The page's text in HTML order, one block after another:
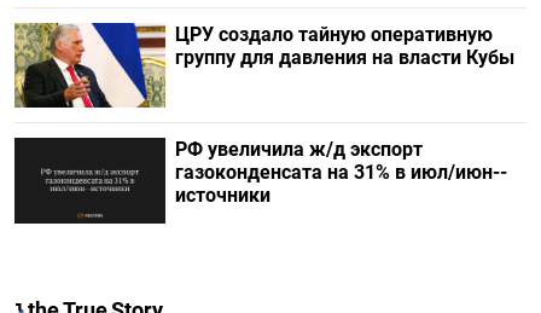
ЦРУ создало тайную оперативную
группу для давления на власти Кубы
РФ увеличила ж/д экспорт
газоконденсата на 31% в июл/июн--
источники